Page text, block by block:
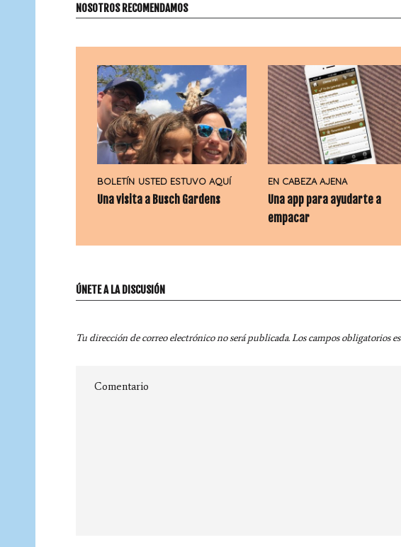
NOSOTROS RECOMENDAMOS
BOLETÍN USTED ESTUVO AQUÍ
Una visita a Busch Gardens
EN CABEZA AJENA
Una app para ayudarte a
empacar
ÚNETE A LA DISCUSIÓN
Tu dirección de correo electrónico no será publicada.Los campos obligatorios